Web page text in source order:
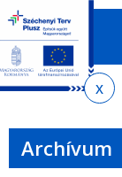
almenühöz
tartalomra
oldaltérképre
Archívum